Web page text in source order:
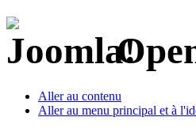
Aller au contenu
Aller au menu principal et à